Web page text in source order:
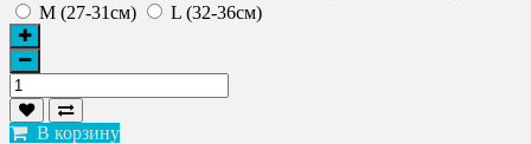
M (27-31см)
L (32-36см)
В корзину